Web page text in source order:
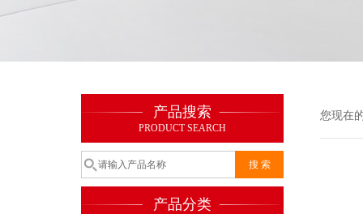
产品搜索
PRODUCT SEARCH
产品分类
您现在